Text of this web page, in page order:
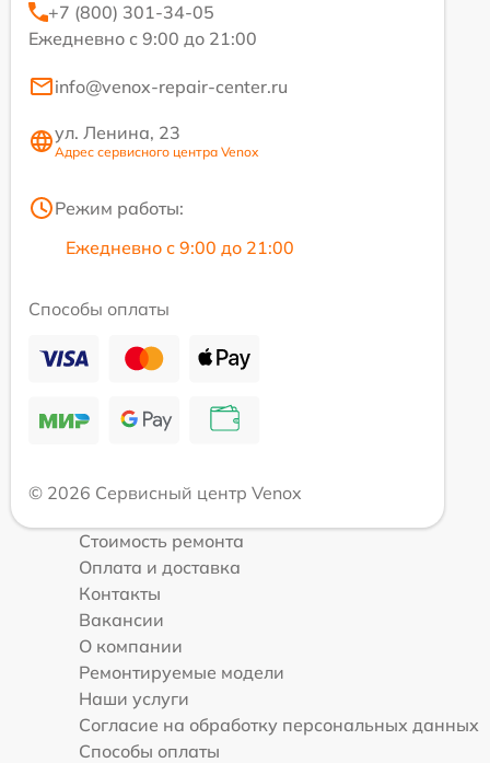
+7 (800) 301-34-05
Ежедневно с 9:00 до 21:00
info@venox-repair-center.ru
ул. Ленина, 23
Адрес сервисного центра Venox
Режим работы:
Ежедневно с 9:00 до 21:00
Способы оплаты
© 2026 Сервисный центр Venox
Стоимость ремонта
Оплата и доставка
Контакты
Вакансии
О компании
Ремонтируемые модели
Наши услуги
Согласие на обработку персональных данных
Способы оплаты